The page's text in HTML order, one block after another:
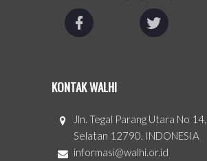
KONTAK WALHI
Jln. Tegal Parang Utara No
Selatan 12790. INDONESIA
informasi@walhi.or.id